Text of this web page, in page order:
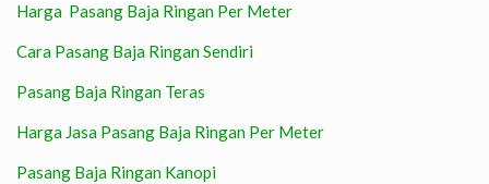
Harga Pasang Baja Ringan Per Meter
Cara Pasang Baja Ringan Sendiri
Pasang Baja Ringan Teras
Harga Jasa Pasang Baja Ringan Per Meter
Pasang Baja Ringan Kanopi